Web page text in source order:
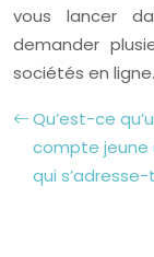
vous lancer
demander
sociétés en ligne.
Qu’est-ce
compte
qui